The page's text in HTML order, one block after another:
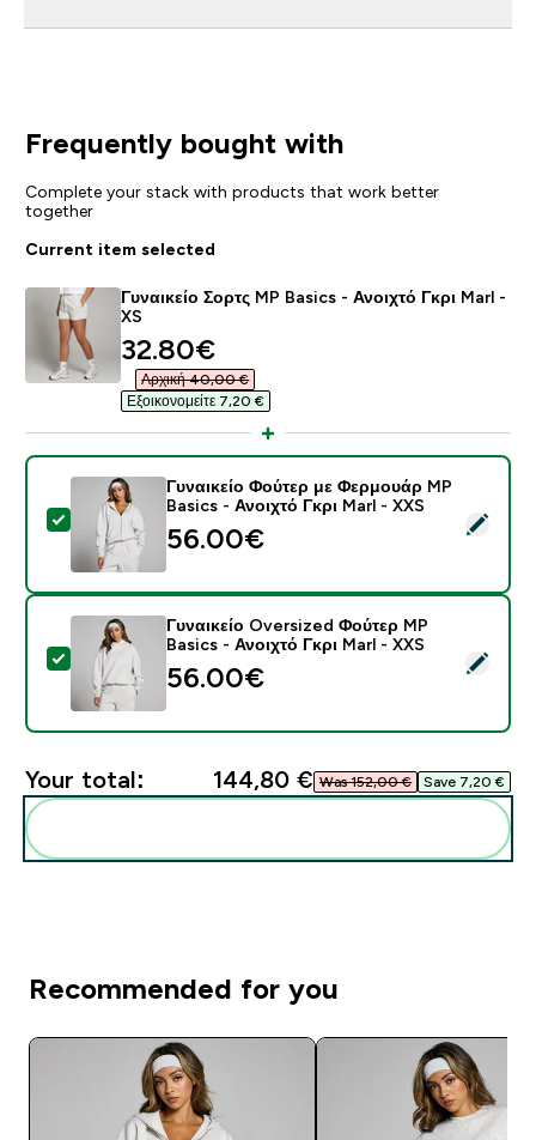
Frequently bought with
Complete your stack with products that work better
together
Current item selected
Γυναικείο Σορτς MP Basics - Ανοιχτό Γκρι Marl -
XS
discounted price
32.80€‎
Αρχική 40,00 €‎
Εξοικονομείτε 7,20 €‎
Select this product - Γυναικείο Φούτερ με Φερμουάρ
Γυναικείο Φούτερ με Φερμουάρ MP
Basics - Ανοιχτό Γκρι Marl - XXS
56.00€‎
Select this product - Γυναικείο Oversized Φούτερ MP
Γυναικείο Oversized Φούτερ MP
Basics - Ανοιχτό Γκρι Marl - XXS
56.00€‎
Your total: 144,80 €‎ Was 152,00 €‎ Save 7,20 €‎
Recommended for you